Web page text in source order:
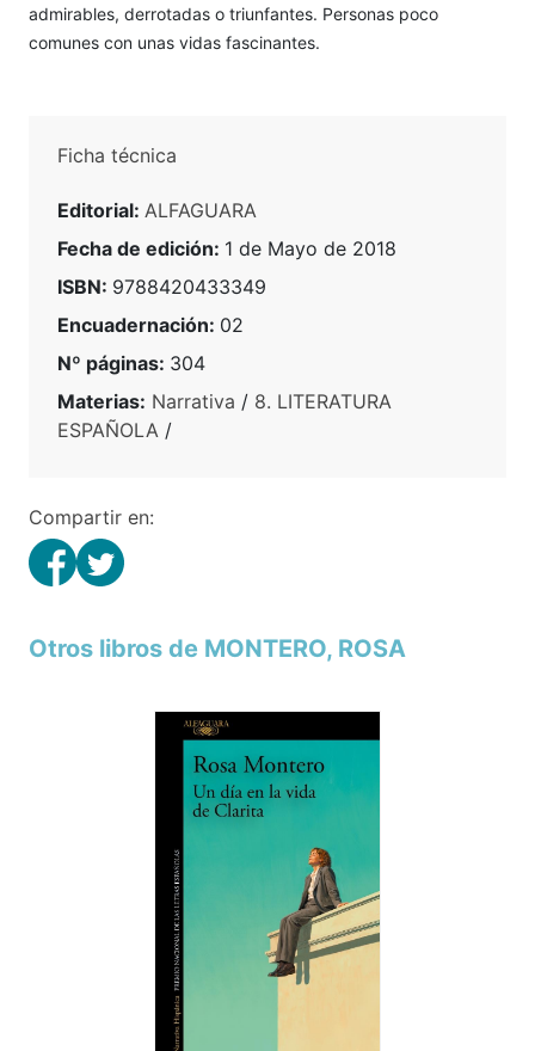
admirables, derrotadas o triunfantes. Personas poco
comunes con unas vidas fascinantes.
Ficha técnica
Editorial: ALFAGUARA
Fecha de edición: 1 de Mayo de 2018
ISBN: 9788420433349
Encuadernación: 02
Nº páginas: 304
Materias: Narrativa / 8. LITERATURA
ESPAÑOLA /
Compartir en:
Otros libros de MONTERO, ROSA